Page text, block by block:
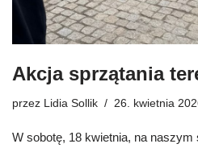
Akcja sprzątania
przez Lidia Sollik 26. kwietnia
W sobotę, 18 kwietnia, na naszym